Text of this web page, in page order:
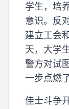
学生，培
意识。反
建立工会
天，大学
警方对试
一步点燃
佳士斗争